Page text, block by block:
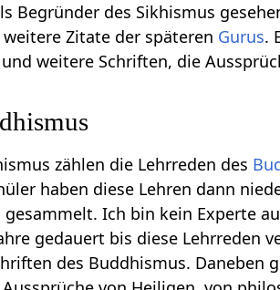
Begründer des Sikhismus
Zitate der späteren Gurus.
weitere Schriften, die
zählen die Lehrreden des
haben diese Lehren dann
gesammelt. Ich bin kein Experte
gedauert bis diese
des Buddhismus.